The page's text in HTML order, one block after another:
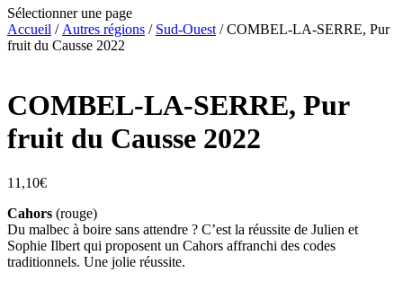
Sélectionner une page
Accueil / Autres régions / Sud-Ouest / COMBEL-LA-SERRE, Pur
fruit du Causse 2022
COMBEL-LA-SERRE, Pur
fruit du Causse 2022
11,10€
Cahors (rouge)
Du malbec à boire sans attendre ? C’est la réussite de Julien et
Sophie Ilbert qui proposent un Cahors affranchi des codes
traditionnels. Une jolie réussite.